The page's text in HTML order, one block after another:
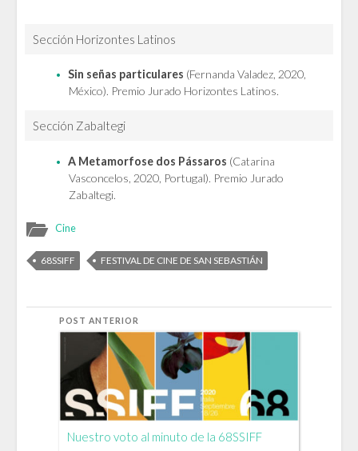
Sección Horizontes Latinos
Sin señas particulares (Fernanda Valadez, 2020,
México). Premio Jurado Horizontes Latinos.
Sección Zabaltegi
A Metamorfose dos Pássaros (Catarina
Vasconcelos, 2020, Portugal). Premio Jurado
Zabaltegi.
Cine
68SSIFF FESTIVAL DE CINE DE SAN SEBASTIÁN
POST ANTERIOR
Nuestro voto al minuto de la 68SSIFF